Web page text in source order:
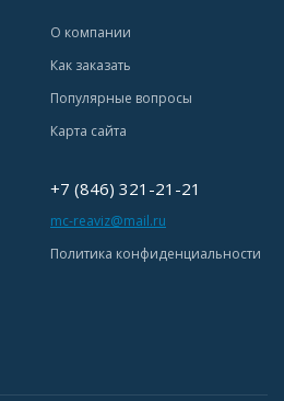
О компании
Как заказать
Популярные вопросы
Карта сайта
+7 (846) 321-21-21
mc-reaviz@mail.ru
Политика конфиденциальности